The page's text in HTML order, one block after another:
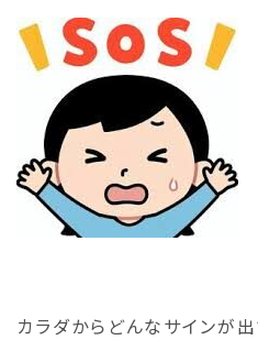
カラダからどんなサインが